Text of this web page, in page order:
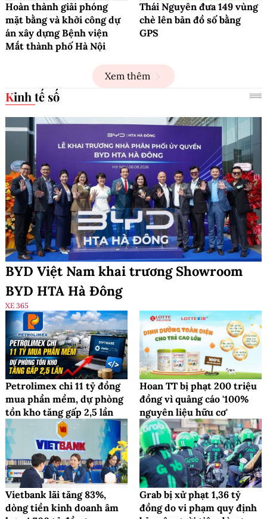
Hoàn thành giải phóng
mặt bằng và khởi công dự
án xây dựng Bệnh viện
Mắt thành phố Hà Nội
Thái Nguyên đưa 149 vùng
chè lên bản đồ số bằng
GPS
Xem thêm
Kinh tế số
BYD Việt Nam khai trương Showroom
BYD HTA Hà Đông
XE 365
Petrolimex chi 11 tỷ đồng
mua phần mềm, dự phòng
tồn kho tăng gấp 2,5 lần
Hoan TT bị phạt 200 triệu
đồng vì quảng cáo '100%
nguyên liệu hữu cơ'
Vietbank lãi tăng 83%,
dòng tiền kinh doanh âm
Grab bị xử phạt 1,36 tỷ
đồng do vi phạm quy định